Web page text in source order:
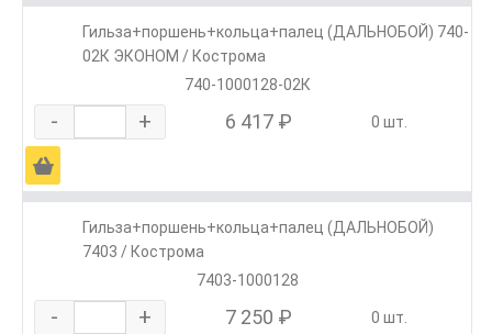
Гильза+поршень+кольца+палец (ДАЛЬНОБОЙ) 740-
02К ЭКОНОМ / Кострома
740-1000128-02К
- + 6 417 ₽ 0 шт.
Ä
Гильза+поршень+кольца+палец (ДАЛЬНОБОЙ)
7403 / Кострома
7403-1000128
- + 7 250 ₽ 0 шт.